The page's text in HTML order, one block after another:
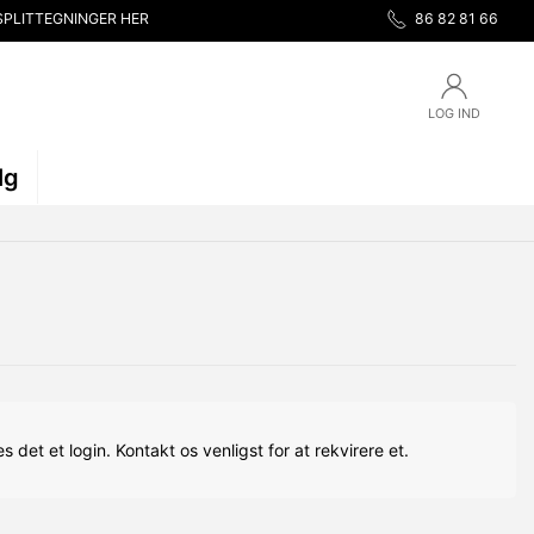
HER 86 82 81 66
LOG IND
det et login. Kontakt os venligst for at rekvirere et.